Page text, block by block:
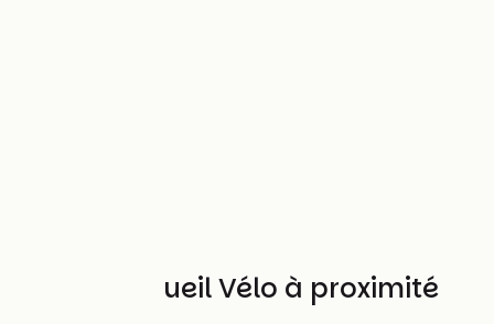
Autres Accueil Vélo à proximité